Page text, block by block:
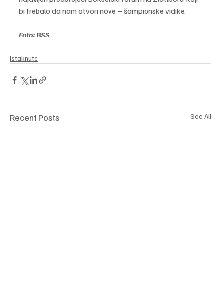
bi trebalo da nam otvori nove – šampionske vidike.
Foto: BSS
Istaknuto
Recent Posts See All